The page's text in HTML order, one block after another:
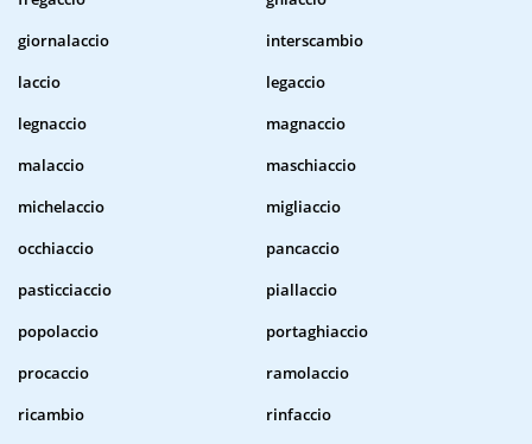
giornalaccio
interscambio
laccio
legaccio
legnaccio
magnaccio
malaccio
maschiaccio
michelaccio
migliaccio
occhiaccio
pancaccio
pasticciaccio
piallaccio
popolaccio
portaghiaccio
procaccio
ramolaccio
ricambio
rinfaccio